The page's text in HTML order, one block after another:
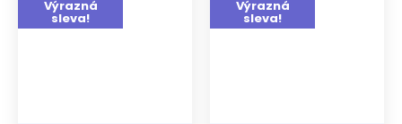
Výrazná
sleva!
Výrazná
sleva!